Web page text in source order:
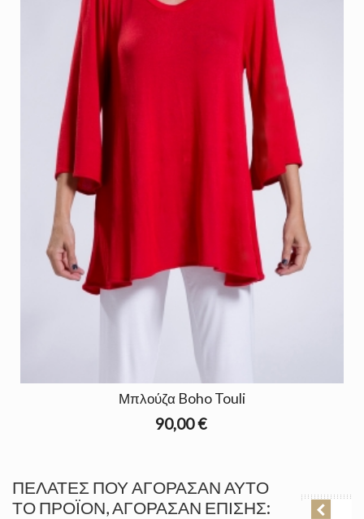
Μπλούζα Boho Touli
90,00 €
ΠΕΛΆΤΕΣ ΠΟΥ ΑΓΌΡΑΣΑΝ ΑΥΤΌ
ΤΟ ΠΡΟΪΌΝ, ΑΓΌΡΑΣΑΝ ΕΠΊΣΗΣ: